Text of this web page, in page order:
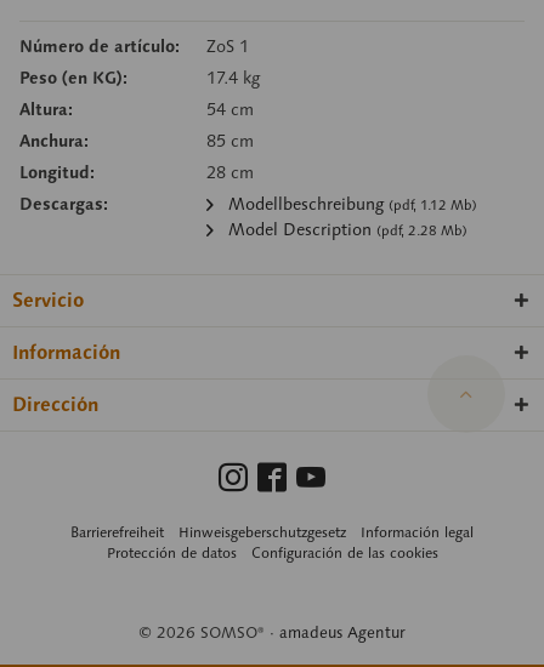
Número de artículo:
ZoS 1
Peso (en KG):
17.4 kg
Altura:
54 cm
Anchura:
85 cm
Longitud:
28 cm
Descargas:
Modellbeschreibung (pdf, 1.12 Mb)
Model Description (pdf, 2.28 Mb)
Servicio
Información
Dirección
© 2026 SOMSO® · amadeus Agentur
Barrierefreiheit Hinweisgeberschutzgesetz
Información legal
Protección de datos
Configuración de las cookies